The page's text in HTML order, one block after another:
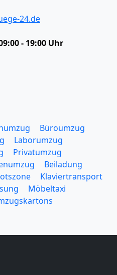
24.de
- 19:00 Uhr
Büroumzug
Laborumzug
Privatumzug
Beiladung
Klaviertransport
Möbeltaxi